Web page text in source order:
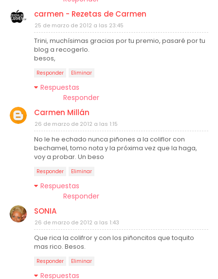
carmen - Rezetas de Carmen
25 de marzo de 2012 a las 23:45
Trini, muchísimas gracias por tu premio, pasaré por tu
blog a recogerlo.
besos,
Responder Eliminar
Respuestas
Responder
Carmen Millán
26 de marzo de 2012 a las 1:15
No le he echado nunca piñones a la coliflor con
bechamel, tomo nota y la próxima vez que la haga,
voy a probar. Un beso
Responder Eliminar
Respuestas
Responder
SONIA
26 de marzo de 2012 a las 1:43
Que rica la colifror y con los piñoncitos que toquito
mas rico. Besos.
Responder Eliminar
Respuestas